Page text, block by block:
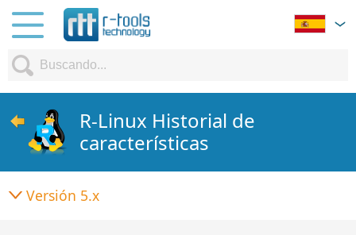
R-Linux Historial de
características
Versión 5.x